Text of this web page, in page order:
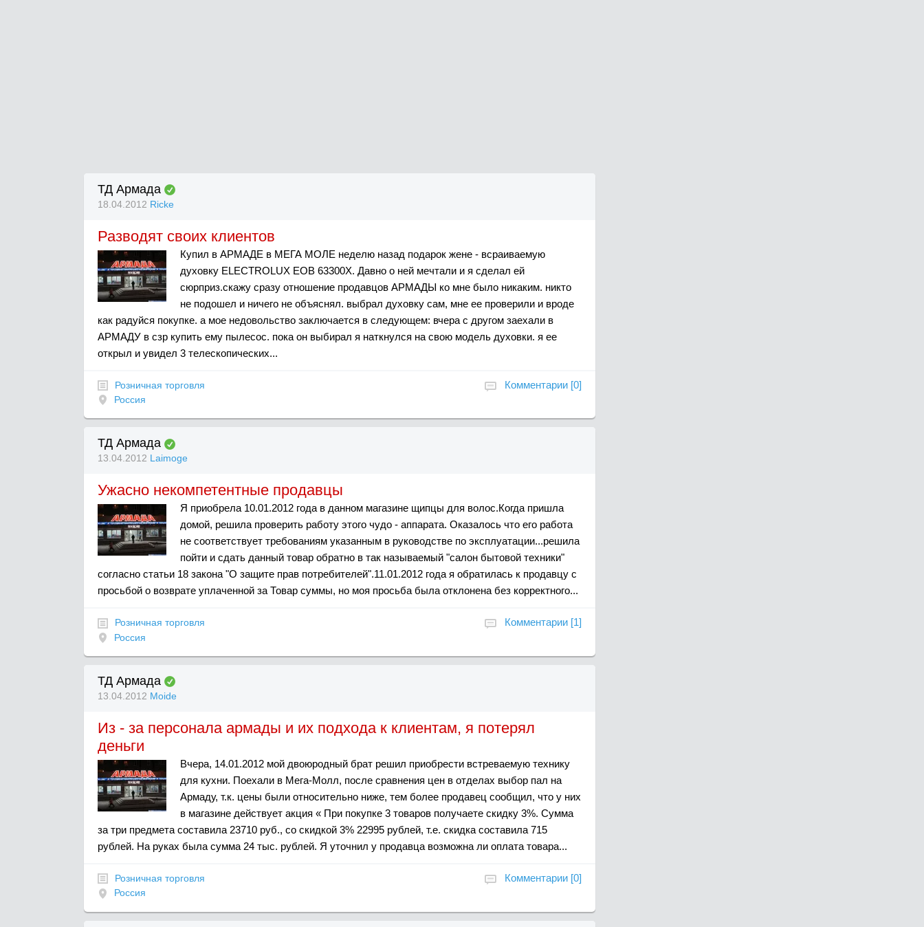
ТД Армада
18.04.2012 Ricke
Разводят своих клиентов
Купил в АРМАДЕ в МЕГА МОЛЕ неделю назад подарок жене - всраиваемую
духовку ELECTROLUX EOB 63300X. Давно о ней мечтали и я сделал ей
сюрприз.скажу сразу отношение продавцов АРМАДЫ ко мне было никаким. никто
не подошел и ничего не объяснял. выбрал духовку сам, мне ее проверили и вроде
как радуйся покупке. а мое недовольство заключается в следующем: вчера с другом заехали в
АРМАДУ в сзр купить ему пылесос. пока он выбирал я наткнулся на свою модель духовки. я ее
открыл и увидел 3 телескопических...
Комментарии [0]
Розничная торговля
Россия
ТД Армада
13.04.2012 Laimoge
Ужасно некомпетентные продавцы
Я приобрела 10.01.2012 года в данном магазине щипцы для волос.Когда пришла
домой, решила проверить работу этого чудо - аппарата. Оказалось что его работа
не соответствует требованиям указанным в руководстве по эксплуатации...решила
пойти и сдать данный товар обратно в так называемый "салон бытовой техники"
согласно статьи 18 закона "О защите прав потребителей".11.01.2012 года я обратилась к продавцу с
просьбой о возврате уплаченной за Товар суммы, но моя просьба была отклонена без корректного...
Комментарии [1]
Розничная торговля
Россия
ТД Армада
13.04.2012 Moide
Из - за персонала армады и их подхода к клиентам, я потерял
деньги
Вчера, 14.01.2012 мой двоюродный брат решил приобрести встреваемую технику
для кухни. Поехали в Мега-Молл, после сравнения цен в отделах выбор пал на
Армаду, т.к. цены были относительно ниже, тем более продавец сообщил, что у них
в магазине действует акция « При покупке 3 товаров получаете скидку 3%. Сумма
за три предмета составила 23710 руб., со скидкой 3% 22995 рублей, т.е. скидка составила 715
рублей. На руках была сумма 24 тыс. рублей. Я уточнил у продавца возможна ли оплата товара...
Комментарии [0]
Розничная торговля
Россия